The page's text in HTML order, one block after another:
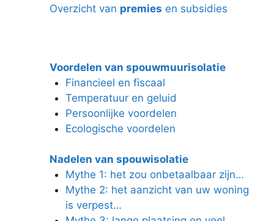
Overzicht van premies en subsidies
Voordelen van spouwmuurisolatie
Financieel en fiscaal
Temperatuur en geluid
Persoonlijke voordelen
Ecologische voordelen
Nadelen van spouwisolatie
Mythe 1: het zou onbetaalbaar zijn…
Mythe 2: het aanzicht van uw woning
is verpest…